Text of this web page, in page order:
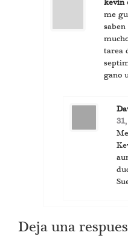
kevin
me
tarea
gano
Deja una